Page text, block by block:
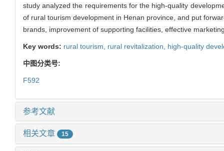
study analyzed the requirements for the high-quality
of rural tourism development in Henan province, and put
brands, improvement of supporting facilities, effective
Key words: rural tourism, rural revitalization, high-quality
中图分类号:
F592
参考文献
相关文章 15